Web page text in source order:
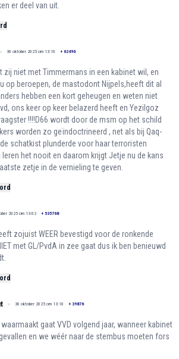
er deel van uit.
30 oktober 2025 om 13:10 + 62496
zij niet met Timmermans in een kabinet wil, en
op beroepen, de mastodont Nijpels,heeft dit al
hebben een kort geheugen en weten niet
ons keer op keer belazerd heeft en Yezilgoz
!!!!D66 wordt door de msm op het schild
worden zo geïndoctrineerd , net als bij Qaq-
de schatkist plunderde voor haar terroristen
het nooit en daarom krijgt Jetje nu de kans
zetje in de vernieling te geven.
2025 om 13:02 + 535768
zojuist WEER bevestigd voor de ronkende
met GL/PvdA in zee gaat dus ik ben benieuwd
30 oktober 2025 om 13:10 + 39876
gaat VVD volgend jaar, wanneer kabinet
en we wéér naar de stembus moeten fors